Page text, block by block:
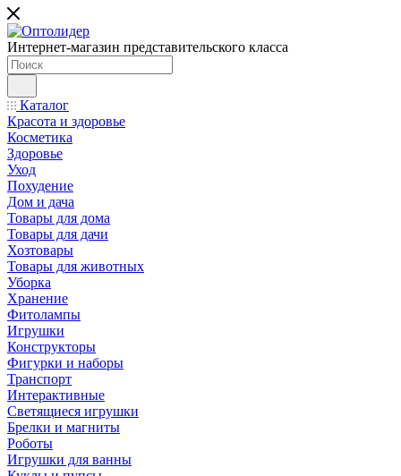
Интернет-магазин представительского класса
Каталог
Красота и здоровье
Косметика
Здоровье
Уход
Похудение
Дом и дача
Товары для дома
Товары для дачи
Хозтовары
Товары для животных
Уборка
Хранение
Фитолампы
Игрушки
Конструкторы
Фигурки и наборы
Транспорт
Интерактивные
Светящиеся игрушки
Брелки и магниты
Роботы
Игрушки для ванны